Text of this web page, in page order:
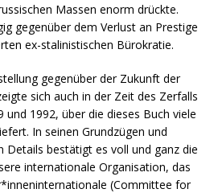
Massen enorm drückte.
gegenüber dem Verlust an Prestige
ex-stalinistischen Bürokratie.
gegenüber der Zukunft der
sich auch in der Zeit des Zerfalls
und 1992, über die dieses Buch viele
In seinen Grundzügen und
Details bestätigt es voll und ganz die
internationale Organisation, das
(Committee for